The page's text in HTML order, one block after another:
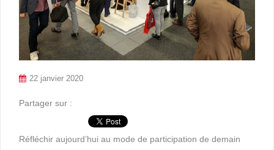
22 janvier 2020
Partager sur :
Réfléchir aujourd’hui au mode de participation de demain